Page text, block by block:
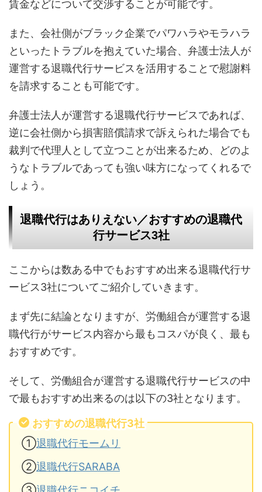
賃金などについて交渉することが可能です。
また、会社側がブラック企業でパワハラやモラハラ
といったトラブルを抱えていた場合、弁護士法人が
運営する退職代行サービスを活用することで慰謝料
を請求することも可能です。
弁護士法人が運営する退職代行サービスであれば、
逆に会社側から損害賠償請求で訴えられた場合でも
裁判で代理人として立つことが出来るため、どのよ
うなトラブルであっても強い味方になってくれるで
しょう。
退職代行はありえない／おすすめの退職代
行サービス3社
ここからは数ある中でもおすすめ出来る退職代行サ
ービス3社についてご紹介していきます。
まず先に結論となりますが、労働組合が運営する退
職代行がサービス内容から最もコスパが良く、最も
おすすめです。
そして、労働組合が運営する退職代行サービスの中
で最もおすすめ出来るのは以下の3社となります。
おすすめの退職代行3社
①退職代行モームリ
②退職代行SARABA